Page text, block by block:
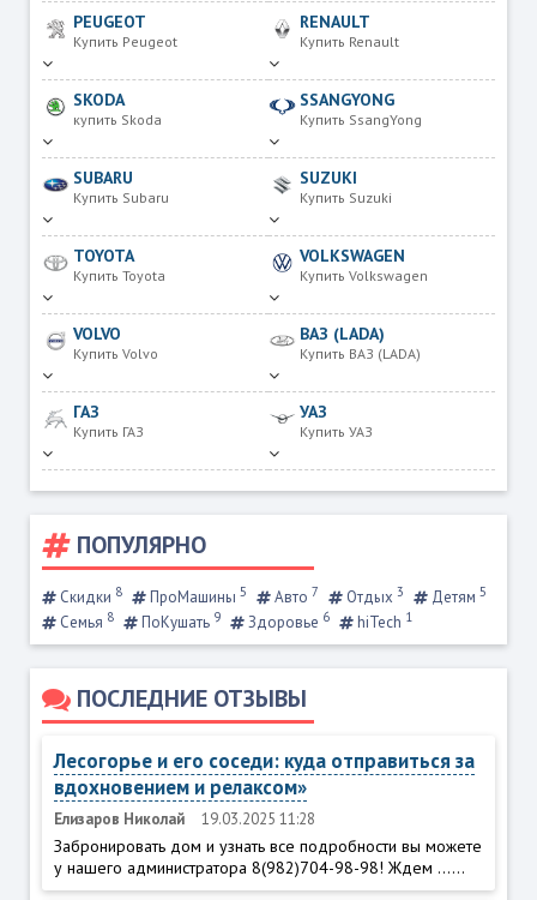
PEUGEOT
Купить Peugeot
RENAULT
Купить Renault
SKODA
купить Skoda
SSANGYONG
Купить SsangYong
SUBARU
Купить Subaru
SUZUKI
Купить Suzuki
TOYOTA
Купить Toyota
VOLKSWAGEN
Купить Volkswagen
VOLVO
Купить Volvo
ВАЗ (LADA)
Купить ВАЗ (LADA)
ГАЗ
Купить ГАЗ
УАЗ
Купить УАЗ
ПОПУЛЯРНО
Скидки 8 ПроМашины 5 Авто 7 Отдых 3 Детям 5
Семья 8 ПоКушать 9 Здоровье 6 hiTech 1
ПОСЛЕДНИЕ ОТЗЫВЫ
Лесогорье и его соседи: куда отправиться за
вдохновением и релаксом»
Елизаров Николай 19.03.2025 11:28
Забронировать дом и узнать все подробности вы можете
у нашего администратора 8(982)704-98-98! Ждем ......